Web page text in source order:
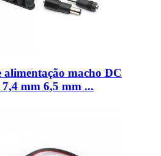
alimentação macho DC
mm 6,5 mm ...